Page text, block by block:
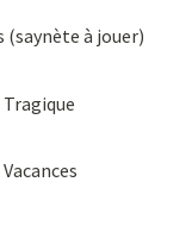
(saynète à jouer)